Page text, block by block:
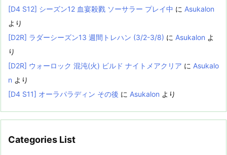
[D4 S12] シーズン12 血宴殺戮 ソーサラー プレイ中 に Asukalon
より
[D2R] ラダーシーズン13 週間トレハン (3/2-3/8) に Asukalon よ
り
[D2R] ウォーロック 混沌(火) ビルド ナイトメアクリア に Asukalo
n より
[D4 S11] オーラパラディン その後 に Asukalon より
Categories List